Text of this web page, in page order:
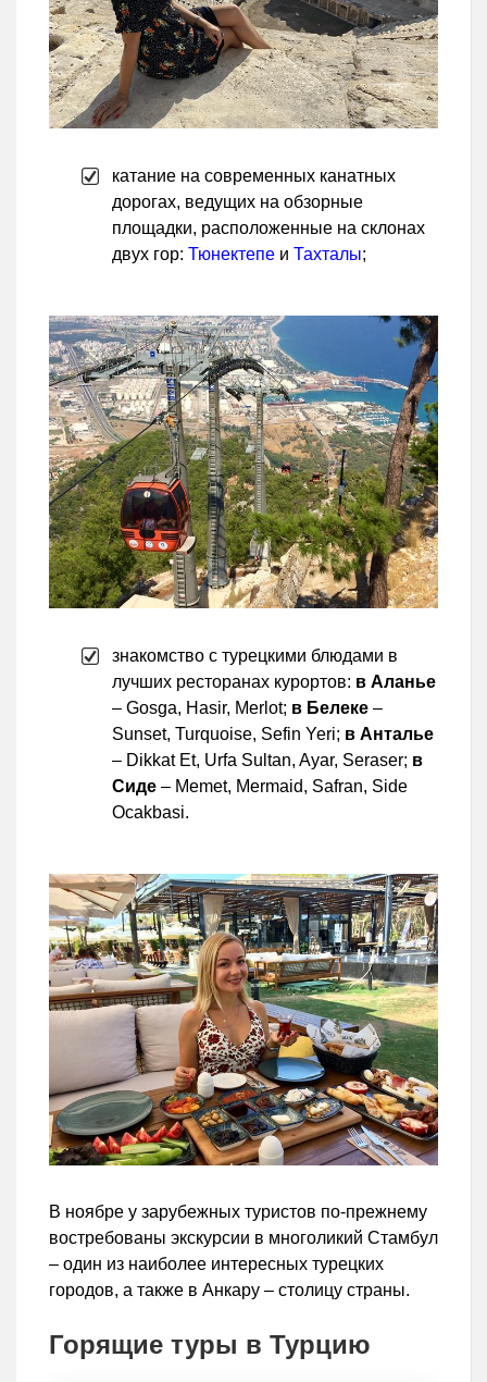
катание на современных канатных
дорогах, ведущих на обзорные
площадки, расположенные на склонах
двух гор: Тюнектепе и Тахталы;
знакомство с турецкими блюдами в
лучших ресторанах курортов: в Аланье
– Gosga, Hasir, Merlot; в Белеке –
Sunset, Turquoise, Sefin Yeri; в Анталье
– Dikkat Et, Urfa Sultan, Ayar, Seraser; в
Сиде – Memet, Mermaid, Safran, Side
Ocakbasi.
В ноябре у зарубежных туристов по-прежнему
востребованы экскурсии в многоликий Стамбул
– один из наиболее интересных турецких
городов, а также в Анкару – столицу страны.
Горящие туры в Турцию